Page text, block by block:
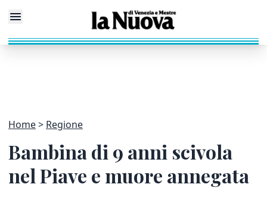
Home Regione
Bambina di 9 anni scivola
nel Piave e muore annegata